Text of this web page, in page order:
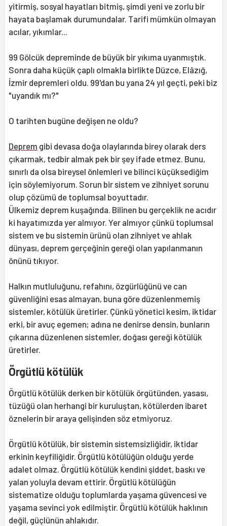
yitirmiş, sosyal hayatları bitmiş, şimdi yeni ve zorlu bir
hayata başlamak durumundalar. Tarifi mümkün olmayan
acılar, yıkımlar...
99 Gölcük depreminde de büyük bir yıkıma uyanmıştık.
Sonra daha küçük çaplı olmakla birlikte Düzce, Elâzığ,
İzmir depremleri oldu. 99'dan bu yana 24 yıl geçti, peki biz
"uyandık mı?"
O tarihten bugüne değişen ne oldu?
Deprem gibi devasa doğa olaylarında birey olarak ders
çıkarmak, tedbir almak pek bir şey ifade etmez. Bunu,
sınırlı da olsa bireysel önlemleri ve bilinci küçüksediğim
için söylemiyorum. Sorun bir sistem ve zihniyet sorunu
olup çözümü de toplumsal boyuttadır.
Ülkemiz deprem kuşağında. Bilinen bu gerçeklik ne acıdır
ki hayatımızda yer almıyor. Yer almıyor çünkü toplumsal
sistem ve bu sistemin ürünü olan zihniyet ve ahlak
dünyası, deprem gerçeğinin gereği olan yapılanmanın
önünü tıkıyor.
Halkın mutluluğunu, refahını, özgürlüğünü ve can
güvenliğini esas almayan, buna göre düzenlenmemiş
sistemler, kötülük üretirler. Çünkü yönetici kesim, iktidar
erki, bir avuç egemen; adına ne denirse densin, bunların
çıkarına düzenlenen sistemler, doğası gereği kötülük
üretirler.
Örgütlü kötülük
Örgütlü kötülük derken bir kötülük örgütünden, yasası,
tüzüğü olan herhangi bir kuruluştan, kötülerden ibaret
öznelerin bir araya gelişinden söz etmiyoruz.
Örgütlü kötülük, bir sistemin sistemsizliğidir, iktidar
erkinin keyfiliğidir. Örgütlü kötülüğün olduğu yerde
adalet olmaz. Örgütlü kötülük kendini şiddet, baskı ve
yalan yoluyla devam ettirir. Örgütlü kötülüğün
sistematize olduğu toplumlarda yaşama güvencesi ve
yaşama sevinci yok edilmiştir. Örgütlü kötülük haklının
değil, güçlünün ahlakıdır.